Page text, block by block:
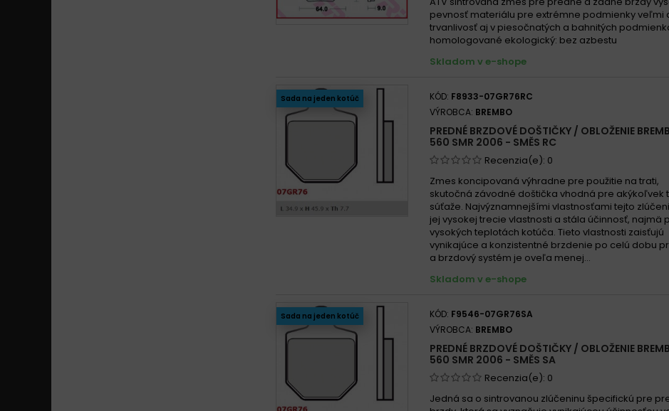
pevnosť materiálu pre extrémne podmienky veľmi
trvanlivosť aj v piesočnatých a bahnitých
homologované ekologický: bez azbestu
Skladom v e-shope
Sada na jeden kotúč KÓD: F8933-07GR76RC
VÝROBCA: BREMBO
PREDNÉ BRZDOVÉ DOŠTIČKY / OBLOŽENIE
560 SMR 2006 - SMĚS RC
Recenzia(e): 0
Zmes koncipovaná výhradne pre použitie na trati,
skutočná závodné doštička vhodná pre akýkoľvek
súťaže. Najvýznamnejšími vlastnosťami tejto
jej vysokej trecie vlastnosti a stála účinnosť, najmä
vysokých teplotách kotúča. Tieto vlastnosti zaisťujú
vynikajúce a konzistentné brzdenie po celú dobu
a brzdový systém je oveľa menej...
Skladom v e-shope
Sada na jeden kotúč KÓD: F9546-07GR76SA
VÝROBCA: BREMBO
PREDNÉ BRZDOVÉ DOŠTIČKY / OBLOŽENIE
560 SMR 2006 - SMĚS SA
Recenzia(e): 0
Jedná sa o sintrovanou zlúčeninu špecifickú pre